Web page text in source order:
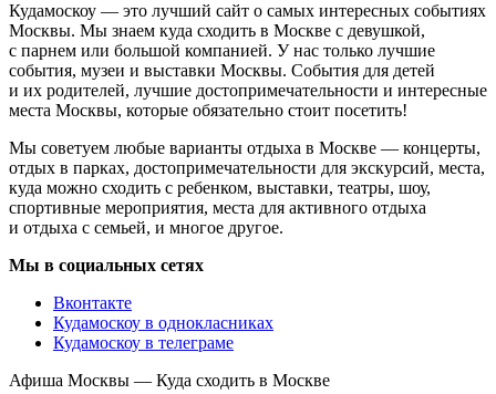
Кудамоскоу — это лучший сайт о самых интересных событиях
Москвы. Мы знаем куда сходить в Москве с девушкой,
с парнем или большой компанией. У нас только лучшие
события, музеи и выставки Москвы. События для детей
и их родителей, лучшие достопримечательности и интересные
места Москвы, которые обязательно стоит посетить!
Мы советуем любые варианты отдыха в Москве — концерты,
отдых в парках, достопримечательности для экскурсий, места,
куда можно сходить с ребенком, выставки, театры, шоу,
спортивные мероприятия, места для активного отдыха
и отдыха с семьей, и многое другое.
Мы в социальных сетях
Вконтакте
Кудамоскоу в однокласниках
Кудамоскоу в телеграме
Афиша Москвы — Куда сходить в Москве